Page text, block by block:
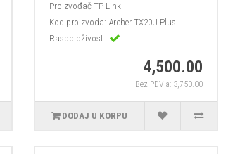
ProizvođačTP-Link
Kod proizvoda: Archer TX20U Plus
Raspoloživost:
4,500.00
Bez PDV-a: 3,750.00
DODAJ U KORPU